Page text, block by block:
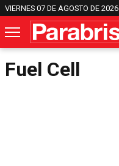
VIERNES 07 DE AGOSTO DE 2026
Fuel Cell